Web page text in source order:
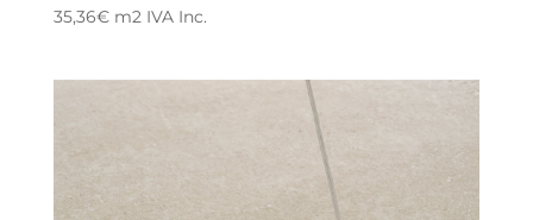
35,36€m2 IVA Inc.
múltiples
opciones